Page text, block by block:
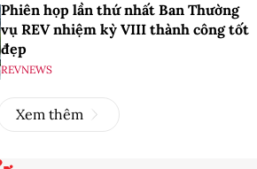
Phiên họp lần thứ nhất Ban Thường
vụ REV nhiệm kỳ VIII thành công tốt
đẹp
REVNEWS
Xem thêm